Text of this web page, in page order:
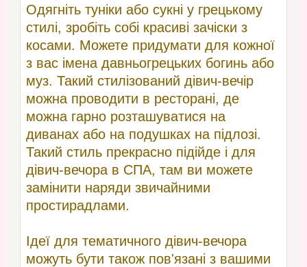
Одягніть туніки або сукні у грецькому
стилі, зробіть собі красиві зачіски з
косами. Можете придумати для кожної
з вас імена давньогрецьких богинь або
муз. Такий стилізований дівич-вечір
можна проводити в ресторані, де
можна гарно розташуватися на
диванах або на подушках на підлозі.
Такий стиль прекрасно підійде і для
дівич-вечора в СПА, там ви можете
замінити наряди звичайними
простирадлами.
Ідеї для тематичного дівич-вечора
можуть бути також пов'язані з вашими